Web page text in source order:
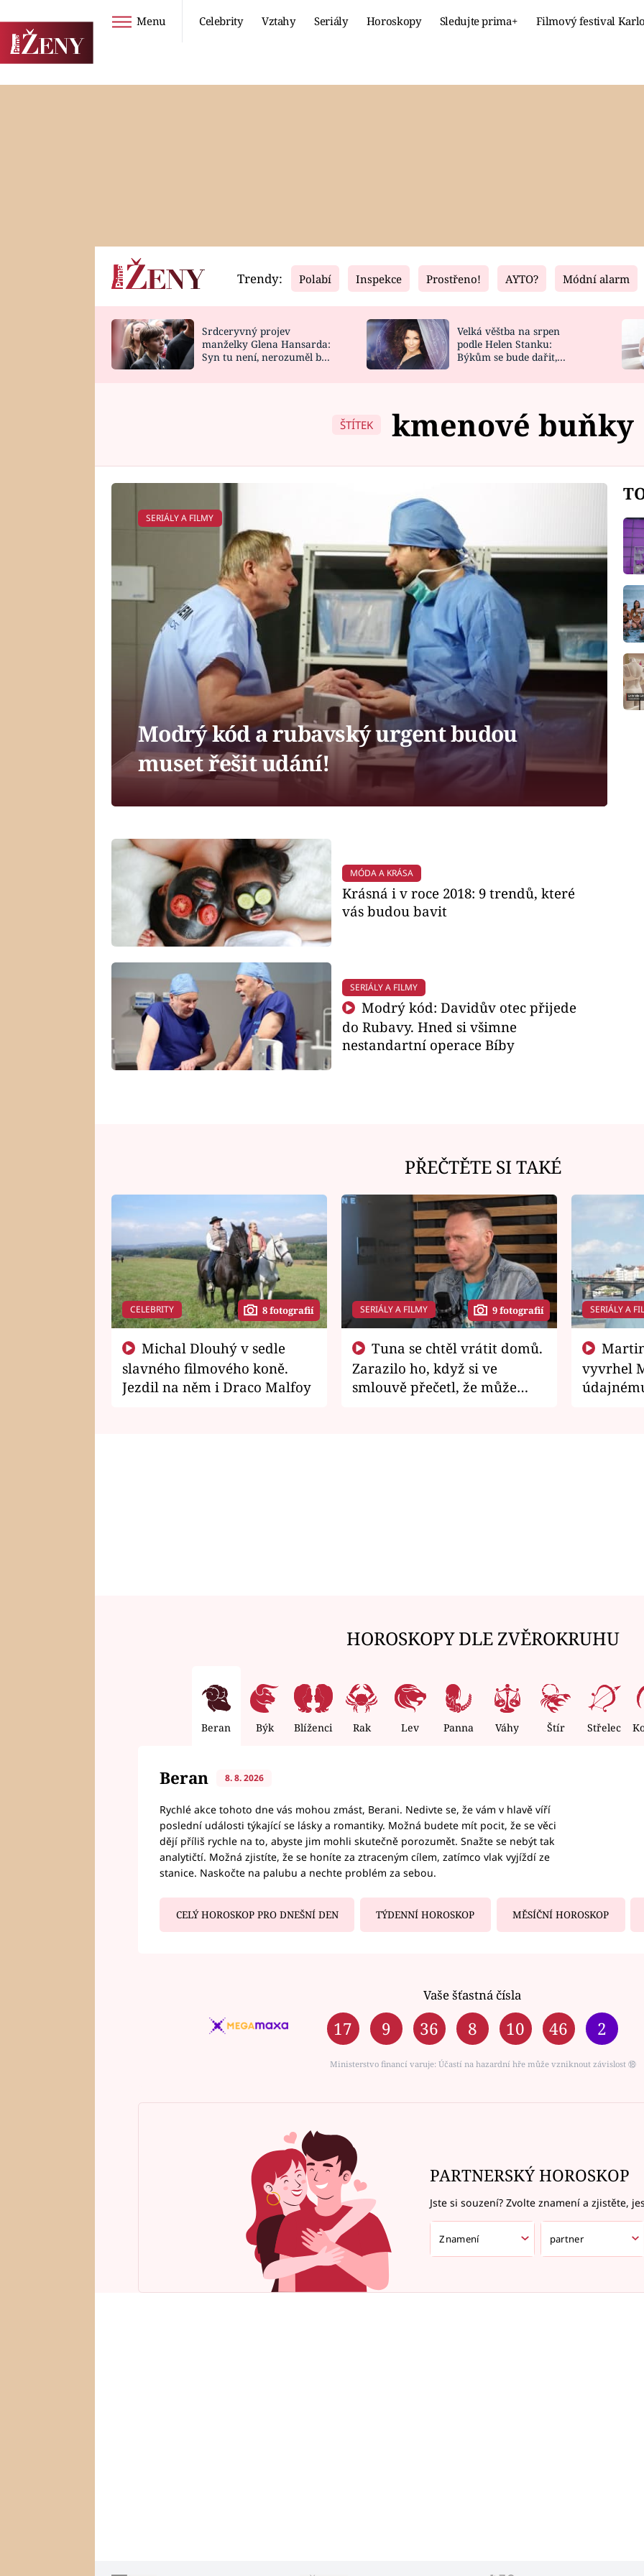
Menu Celebrity Vztahy Seriály Horoskopy Sledujte prima+ Filmový festival
Horoskopy
HOROSKOP NA
Video
CELEBRITY
VAŘENÍ
Fresh
NOVINKY
VIDEORECEPTY
Living
DESIGN
Trendy: Polabí Inspekce Prostřeno! AYTO? Módní alarm
Srdceryvný projev
manželky Glena Hansarda:
Syn tu není, nerozuměl by
Velká věštba na srpen
podle Helen Stanku:
Býkům se bude dařit,
ŠTÍTEK kmenové buňky
SERIÁLY A FILMY
Modrý kód a rubavský urgent budou
muset řešit udání!
MÓDA A KRÁSA
Krásná i v roce 2018: 9 trendů, které
vás budou bavit
SERIÁLY A FILMY
Modrý kód: Davidův otec přijede
do Rubavy. Hned si všimne
nestandartní operace Bíby
PŘEČTĚTE SI TAKÉ
CELEBRITY 8 fotografií
slavného filmového koně.
Jezdil na něm i Draco Malfoy
SERIÁLY A FILMY 9 fotografií
Zarazilo ho, když si ve
smlouvě přečetl, že může
SERIÁLY A
vyvrhel
HOROSKOPY DLE ZVĚROKRUHU
Beran Býk Blíženci Rak Lev Panna Váhy Štír Střelec
Beran 8. 8. 2026
Rychlé akce tohoto dne vás mohou zmást, Berani. Nedivte se, že vám v hlavě víří
poslední události týkající se lásky a romantiky. Možná budete mít pocit, že se věci
dějí příliš rychle na to, abyste jim mohli skutečně porozumět. Snažte se nebýt tak
analytičtí. Možná zjistíte, že se honíte za ztraceným cílem, zatímco vlak vyjíždí ze
stanice. Naskočte na palubu a nechte problém za sebou.
CELÝ HOROSKOP PRO DNEŠNÍ DEN TÝDENNÍ HOROSKOP MĚSÍČNÍ HOROSKOP
Vaše šťastná čísla
17 9 36 8 10 46 2
Ministerstvo financí varuje: Účastí na hazardní hře může vzniknout závislost ⑱
PARTNERSKÝ HOROSKOP
Jste si souzení? Zvolte znamení a zjistěte,